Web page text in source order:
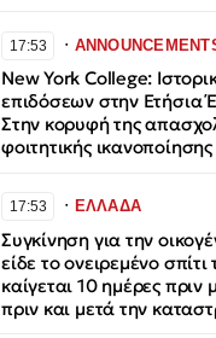
17:53 ∙
New York College:
επιδόσεων στην Ετήσια
Στην κορυφή της
φοιτητικής ικανοποίησης
17:53 ∙ ΕΛΛΑΔΑ
Συγκίνηση για την
είδε το ονειρεμένο
καίγεται 10 ημέρες
πριν και μετά την